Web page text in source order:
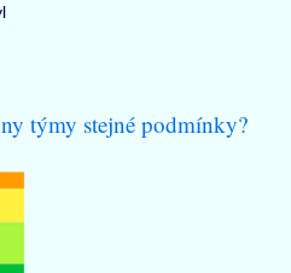
týmy stejné podmínky?